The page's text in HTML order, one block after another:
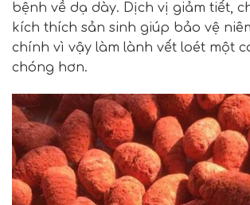
bệnh về dạ dày. Dịch vị giảm tiết,
kích thích sản sinh giúp bảo vệ
chính vì vậy làm lành vết loét một
chóng hơn.